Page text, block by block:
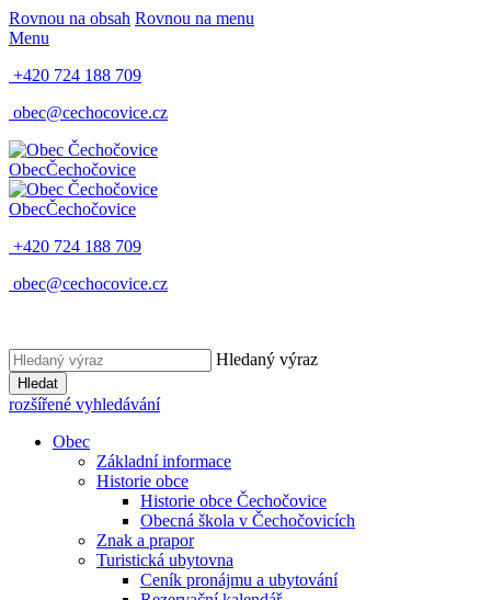
Rovnou na obsah Rovnou na menu
Menu
+420 724 188 709
obec@cechocovice.cz
ObecČechočovice
ObecČechočovice
+420 724 188 709
obec@cechocovice.cz
Hledaný výraz
Hledat
rozšířené vyhledávání
Obec
Základní informace
Historie obce
Historie obce Čechočovice
Obecná škola v Čechočovicích
Znak a prapor
Turistická ubytovna
Ceník pronájmu a ubytování